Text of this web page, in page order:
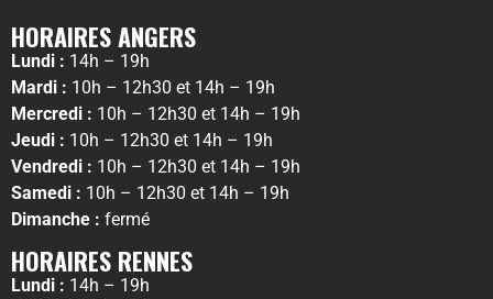
HORAIRES ANGERS
Lundi : 14h – 19h
Mardi : 10h – 12h30 et 14h – 19h
Mercredi : 10h – 12h30 et 14h – 19h
Jeudi : 10h – 12h30 et 14h – 19h
Vendredi : 10h – 12h30 et 14h – 19h
Samedi : 10h – 12h30 et 14h – 19h
Dimanche : fermé
HORAIRES RENNES
Lundi : 14h – 19h